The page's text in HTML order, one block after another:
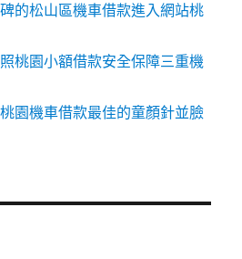
的松山區機車借款進入網站桃
桃園小額借款安全保障三重機
園機車借款最佳的童顏針並臉